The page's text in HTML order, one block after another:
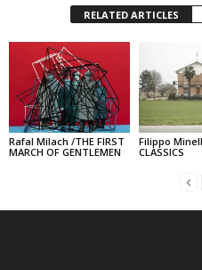
RELATED ARTICLES
Rafal Milach /THE FIRST
MARCH OF GENTLEMEN
Filippo
CLASSICS